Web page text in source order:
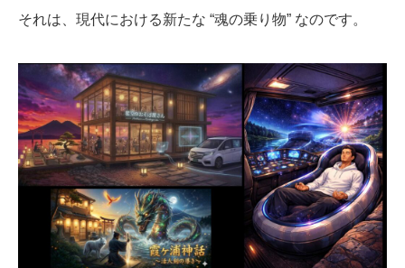
それは、現代における新たな “魂の乗り物” なのです。